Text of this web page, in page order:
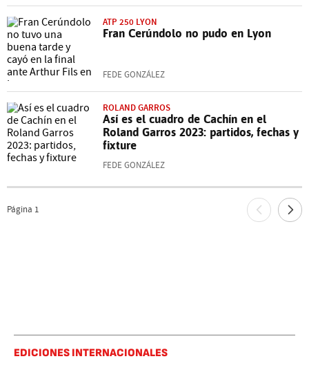
ATP 250 LYON
Fran Cerúndolo no pudo en Lyon
FEDE GONZÁLEZ
ROLAND GARROS
Así es el cuadro de Cachín en el
Roland Garros 2023: partidos, fechas y
fixture
FEDE GONZÁLEZ
Página 1
EDICIONES INTERNACIONALES